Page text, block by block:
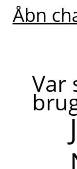
Åbn
Var